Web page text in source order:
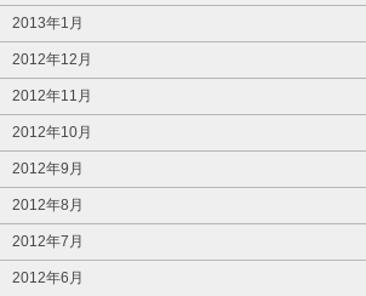
2013年1月
2012年12月
2012年11月
2012年10月
2012年9月
2012年8月
2012年7月
2012年6月